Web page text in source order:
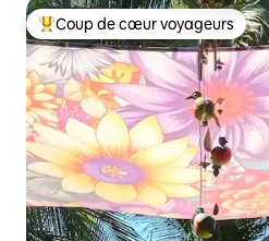
Coups de cœur voyageurs les
Coup de cœur voyageurs